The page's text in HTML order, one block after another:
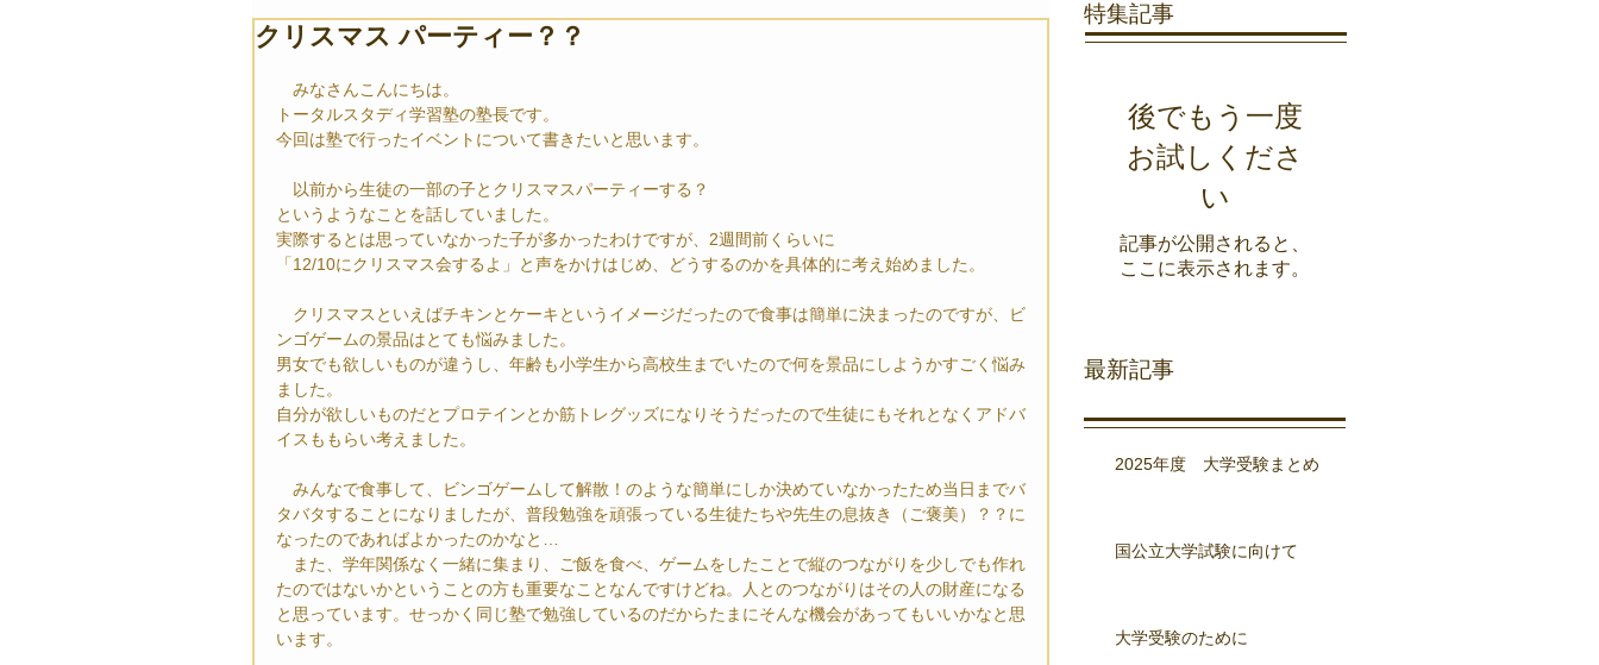
クリスマス パーティー？？
みなさんこんにちは。
トータルスタディ学習塾の塾長です。
今回は塾で行ったイベントについて書きたいと思います。
以前から生徒の一部の子とクリスマスパーティーする？
というようなことを話していました。
実際するとは思っていなかった子が多かったわけですが、2週間前くらいに
「12/10にクリスマス会するよ」と声をかけはじめ、どうするのかを具体的に考え始めました。
クリスマスといえばチキンとケーキというイメージだったので食事は簡単に決まったのですが、ビ
ンゴゲームの景品はとても悩みました。
男女でも欲しいものが違うし、年齢も小学生から高校生までいたので何を景品にしようかすごく悩み
ました。
自分が欲しいものだとプロテインとか筋トレグッズになりそうだったので生徒にもそれとなくアドバ
イスももらい考えました。
みんなで食事して、ビンゴゲームして解散！のような簡単にしか決めていなかったため当日までバ
タバタすることになりましたが、普段勉強を頑張っている生徒たちや先生の息抜き（ご褒美）？？に
なったのであればよかったのかなと…
また、学年関係なく一緒に集まり、ご飯を食べ、ゲームをしたことで縦のつながりを少しでも作れ
たのではないかということの方も重要なことなんですけどね。人とのつながりはその人の財産になる
と思っています。せっかく同じ塾で勉強しているのだからたまにそんな機会があってもいいかなと思
います。
特集記事
後でもう一度
お試しくださ
い
記事が公開されると、
ここに表示されます。
最新記事
2025年度 大学受験まとめ
国公立大学試験に向けて
大学受験のために